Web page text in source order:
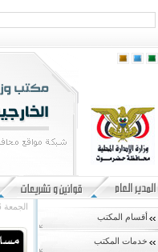
الجمعة 07/08/2026
أقسام المكتب
خدمات المكتب